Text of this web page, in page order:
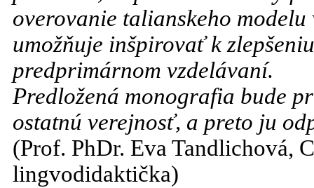
overovanie talianskeho
umožňuje inšpirovať k
predprimárnom vzdelávaní.
Predložená monografia bude
ostatnú verejnosť, a preto ju
(Prof. PhDr. Eva Tandlichová,
lingvodidaktička)